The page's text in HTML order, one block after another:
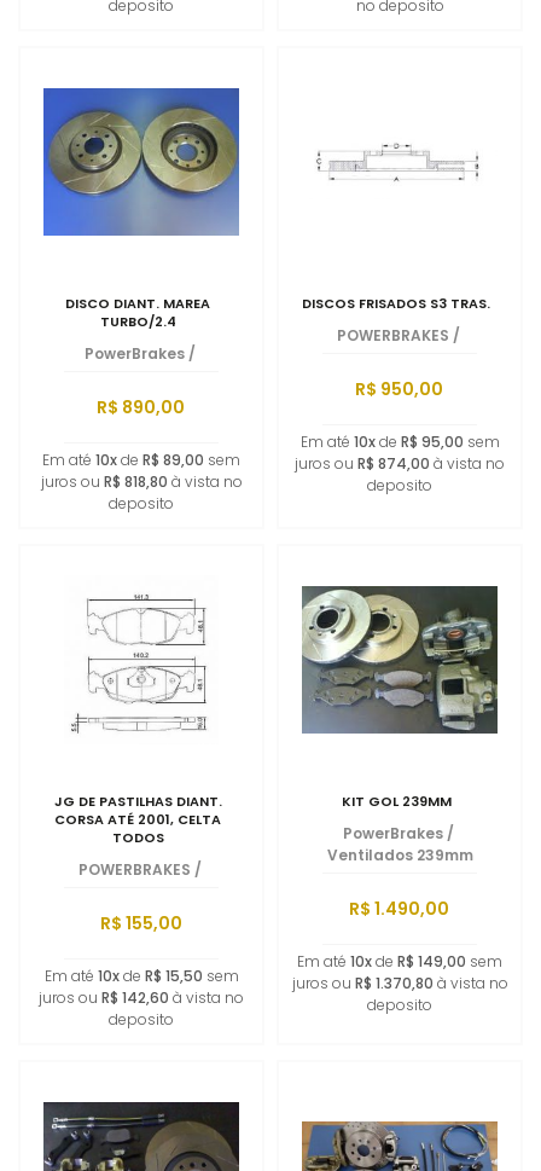
deposito no deposito
DISCO DIANT. MAREA
TURBO/2.4
PowerBrakes /
R$ 890,00
Em até 10xde R$ 89,00 sem
juros ou R$ 818,80 à vista no
deposito
DISCOS FRISADOS S3 TRAS.
POWERBRAKES /
R$ 950,00
Em até 10xde R$ 95,00 sem
juros ou R$ 874,00 à vista no
deposito
JG DE PASTILHAS DIANT.
CORSA ATÉ 2001, CELTA
TODOS
POWERBRAKES /
R$ 155,00
Em até 10xde R$ 15,50 sem
juros ou R$ 142,60 à vista no
deposito
KIT GOL 239MM
PowerBrakes /
Ventilados 239mm
R$ 1.490,00
Em até 10xde R$ 149,00 sem
juros ou R$ 1.370,80 à vista no
deposito